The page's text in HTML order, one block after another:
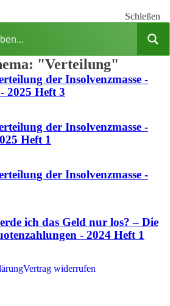
Schleßen
"Verteilung"
der Insolvenzmasse -
2025 Heft 3
der Insolvenzmasse -
Heft 1
der Insolvenzmasse -
ich das Geld nur los? – Die
- 2024 Heft 1
Vertrag widerrufen